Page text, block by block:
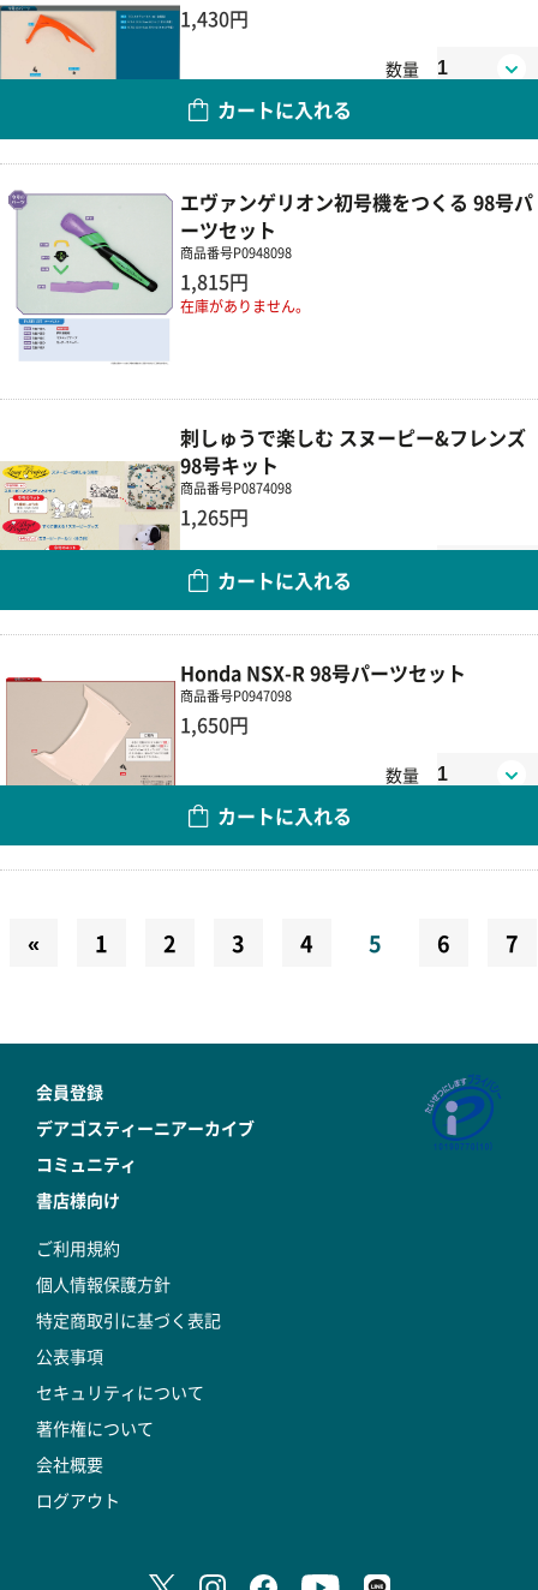
1,430円
数量
カートに入れる
エヴァンゲリオン初号機をつくる 98号パ
ーツセット
商品番号P0948098
1,815円
在庫がありません。
刺しゅうで楽しむ スヌーピー&フレンズ
98号キット
商品番号P0874098
1,265円
カートに入れる
Honda NSX-R 98号パーツセット
商品番号P0947098
1,650円
数量
カートに入れる
« 1 2 3 4 5 6 7
会員登録
デアゴスティーニアーカイブ
コミュニティ
書店様向け
ご利用規約
個人情報保護方針
特定商取引に基づく表記
公表事項
セキュリティについて
著作権について
会社概要
ログアウト